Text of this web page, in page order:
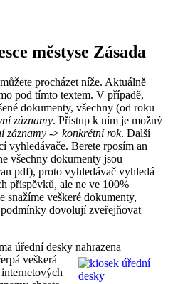
městyse Zásada
procházet níže. Aktuálně
pod tímto textem. V případě,
dokumenty, všechny (od roku
záznamy. Přístup k ním je možný
záznamy -> konkrétní rok. Další
vyhledávače. Berete rposím an
všechny dokumenty jsou
pdf), proto vyhledávač vyhledá
příspěvků, ale ne ve 100%
snažíme veškeré dokumenty,
dovolují zveřejňovat
úřední desky nahrazena
veškerá